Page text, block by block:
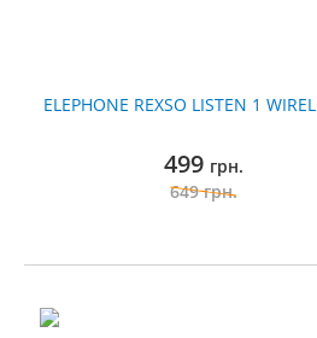
ELEPHONE REXSO LISTEN 1
499 грн.
649грн.